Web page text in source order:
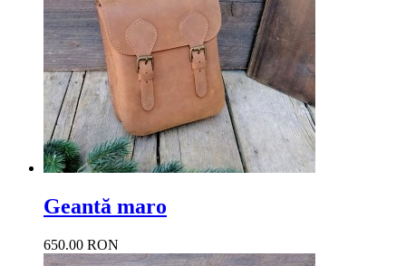
Geantă maro
650.00 RON